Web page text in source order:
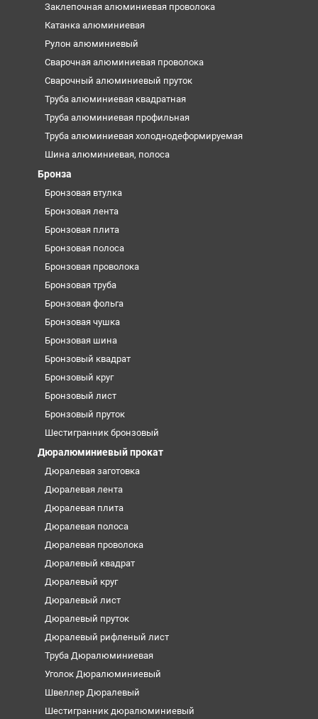
Заклепочная алюминиевая проволока
Катанка алюминиевая
Рулон алюминиевый
Сварочная алюминиевая проволока
Сварочный алюминиевый пруток
Труба алюминиевая квадратная
Труба алюминиевая профильная
Труба алюминиевая холоднодеформируемая
Шина алюминиевая, полоса
Бронза
Бронзовая втулка
Бронзовая лента
Бронзовая плита
Бронзовая полоса
Бронзовая проволока
Бронзовая труба
Бронзовая фольга
Бронзовая чушка
Бронзовая шина
Бронзовый квадрат
Бронзовый круг
Бронзовый лист
Бронзовый пруток
Шестигранник бронзовый
Дюралюминиевый прокат
Дюралевая заготовка
Дюралевая лента
Дюралевая плита
Дюралевая полоса
Дюралевая проволока
Дюралевый квадрат
Дюралевый круг
Дюралевый лист
Дюралевый пруток
Дюралевый рифленый лист
Труба Дюралюминиевая
Уголок Дюралюминиевый
Швеллер Дюралевый
Шестигранник дюралюминиевый